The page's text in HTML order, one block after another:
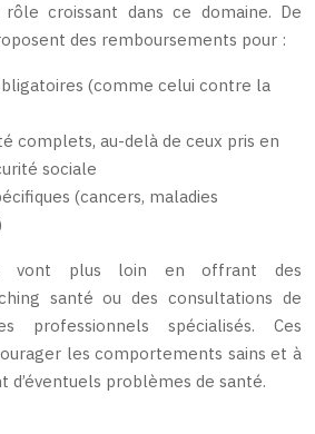
croissant dans ce domaine. De
des remboursements pour :
(comme celui contre la
complets, au-delà de ceux pris en
sociale
(cancers, maladies
vont plus loin en offrant des
santé ou des consultations de
professionnels spécialisés. Ces
les comportements sains et à
problèmes de santé.